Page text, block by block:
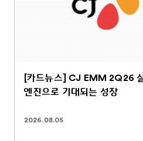
[카드뉴스] CJ EMM 2Q26
엔진으로 기대되는 성장
2026.08.05